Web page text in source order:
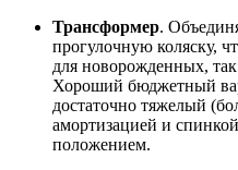
Трансформер.
прогулочную коляску,
для новорожденных,
Хороший бюджетный
достаточно тяжелый
амортизацией и
положением.